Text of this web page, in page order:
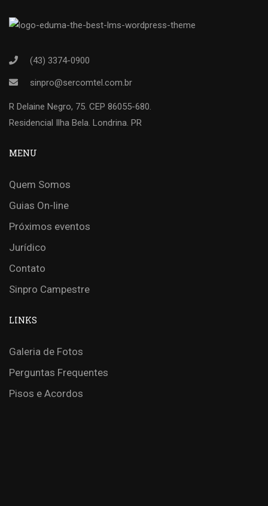
(43) 3374-0900
sinpro@sercomtel.com.br
R Delaine Negro, 75. CEP 86055-680.
Residencial Ilha Bela. Londrina. PR
MENU
Quem Somos
Guias On-line
Próximos eventos
Jurídico
Contato
Sinpro Campestre
LINKS
Galeria de Fotos
Perguntas Frequentes
Pisos e Acordos